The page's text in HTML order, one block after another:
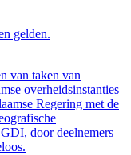
gelden.
van taken van
overheidsinstanties
Regering met de
door deelnemers